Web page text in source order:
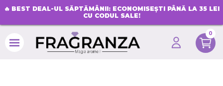
🔥 BEST DEAL-UL SĂPTĂMÂNII: ECONOMISEȘTI PÂNĂ LA 35 LEI
CU CODUL SALE!
0